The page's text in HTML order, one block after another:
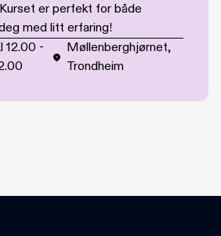
er perfekt for både
med litt erfaring!
12.00 -
Møllenberghjørnet,
Trondheim